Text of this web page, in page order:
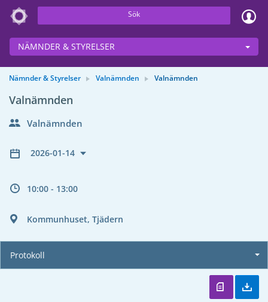
Sök
NÄMNDER & STYRELSER
Nämnder & Styrelser Valnämnden Valnämnden
Valnämnden
Valnämnden
2026-01-14
10:00 - 13:00
Kommunhuset, Tjädern
Protokoll